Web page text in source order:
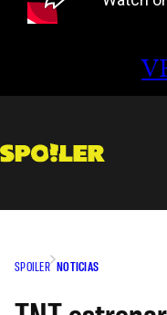
SPOILER NOTICIAS